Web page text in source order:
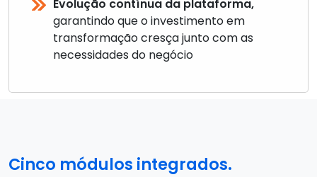
Evolução contínua da plataforma,
garantindo que o investimento em
transformação cresça junto com as
necessidades do negócio
Cinco módulos integrados.